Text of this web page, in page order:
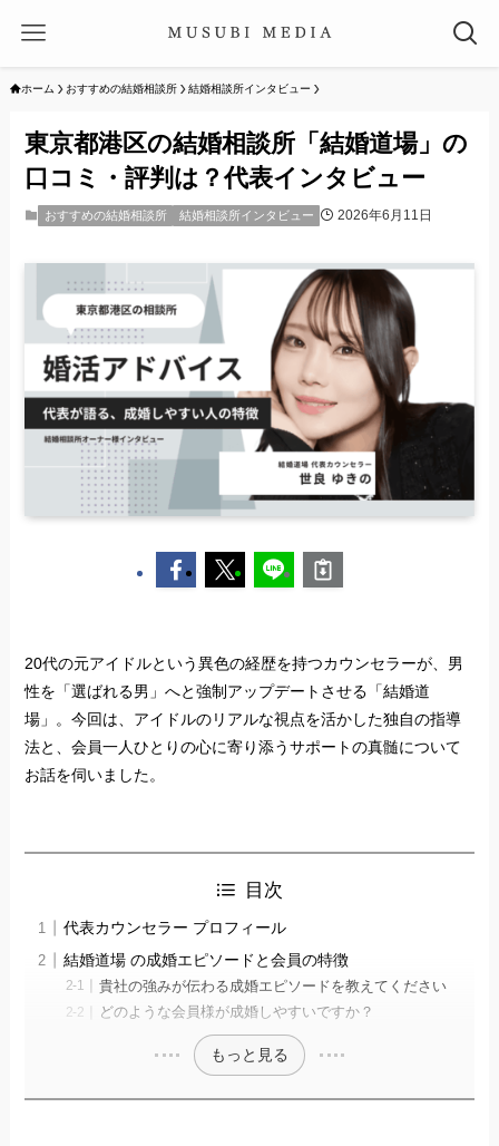
ホーム おすすめの結婚相談所 結婚相談所インタビュー
東京都港区の結婚相談所「結婚道場」の
口コミ・評判は？代表インタビュー
おすすめの結婚相談所 結婚相談所インタビュー 2026年6月11日
20代の元アイドルという異色の経歴を持つカウンセラーが、男
性を「選ばれる男」へと強制アップデートさせる「結婚道
場」。今回は、アイドルのリアルな視点を活かした独自の指導
法と、会員一人ひとりの心に寄り添うサポートの真髄について
お話を伺いました。
目次
代表カウンセラー プロフィール
結婚道場 の成婚エピソードと会員の特徴
貴社の強みが伝わる成婚エピソードを教えてください
どのような会員様が成婚しやすいですか？
もっと見る